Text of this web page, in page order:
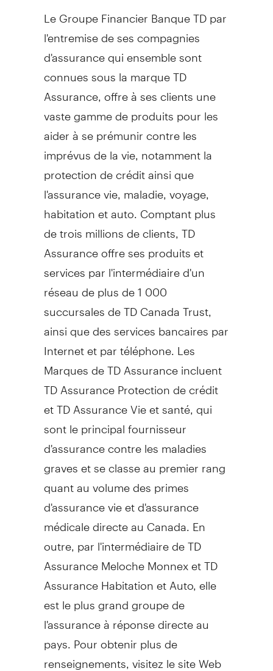
Le Groupe Financier Banque TD par
l'entremise de ses compagnies
d'assurance qui ensemble sont
connues sous la marque TD
Assurance, offre à ses clients une
vaste gamme de produits pour les
aider à se prémunir contre les
imprévus de la vie, notamment la
protection de crédit ainsi que
l'assurance vie, maladie, voyage,
habitation et auto. Comptant plus
de trois millions de clients, TD
Assurance offre ses produits et
services par l'intermédiaire d'un
réseau de plus de 1 000
succursales de TD Canada Trust,
ainsi que des services bancaires par
Internet et par téléphone. Les
Marques de TD Assurance incluent
TD Assurance Protection de crédit
et TD Assurance Vie et santé, qui
sont le principal fournisseur
d'assurance contre les maladies
graves et se classe au premier rang
quant au volume des primes
d'assurance vie et d'assurance
médicale directe au Canada. En
outre, par l'intermédiaire de TD
Assurance Meloche Monnex et TD
Assurance Habitation et Auto, elle
est le plus grand groupe de
l'assurance à réponse directe au
pays. Pour obtenir plus de
renseignements, visitez le site Web